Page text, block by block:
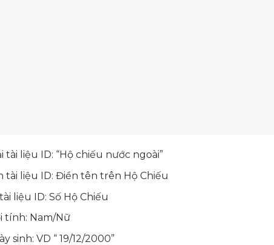
tài liệu ID: “Hộ chiếu nước ngoài”
tài liệu ID: Điền tên trên Hộ Chiếu
liệu ID: Số Hộ Chiếu
tính: Nam/Nữ
sinh: VD “ 19/12/2000”